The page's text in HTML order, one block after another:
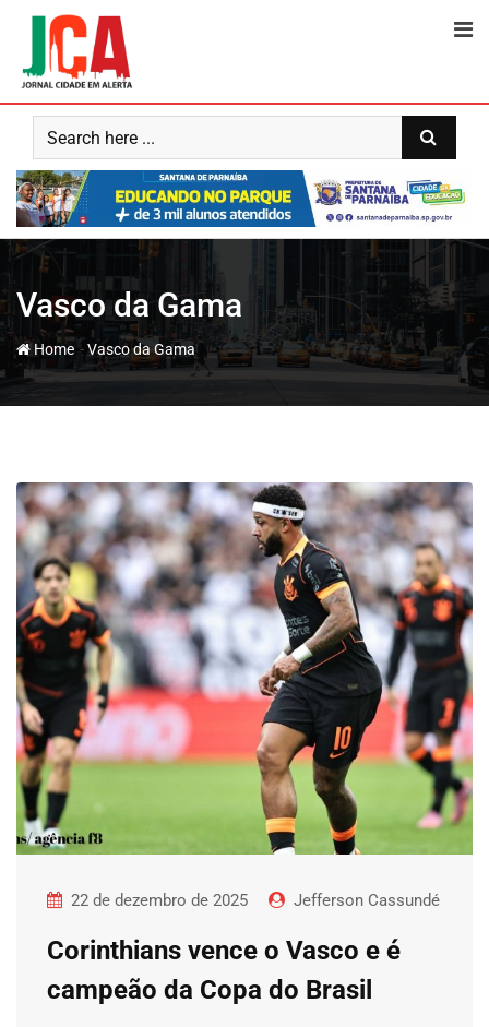
content
Vasco da Gama
Home-Vasco da Gama
22 de dezembro de 2025 Jefferson Cassundé
Corinthians vence o Vasco e é
campeão da Copa do Brasil